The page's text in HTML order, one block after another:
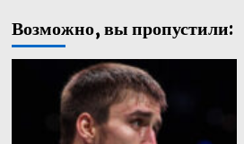
Возможно, вы пропустили: